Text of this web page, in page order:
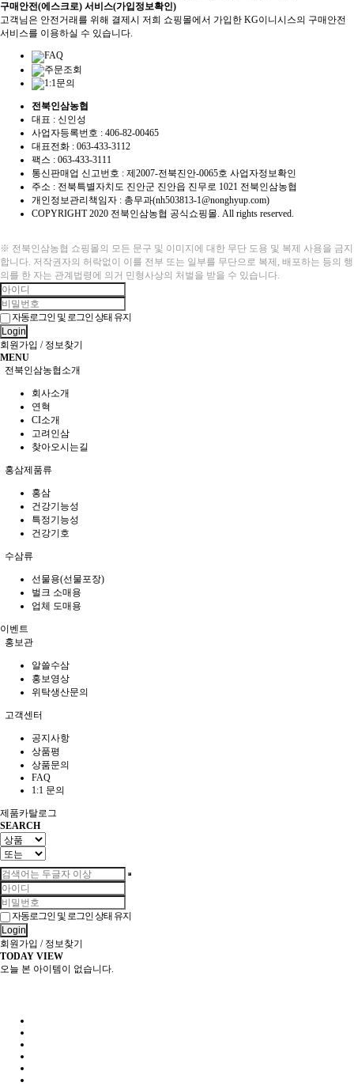
구매안전(에스크로) 서비스(가입정보확인)
고객님은 안전거래를 위해 결제시 저희 쇼핑몰에서 가입한 KG이니시스의 구매안전
서비스를 이용하실 수 있습니다.
FAQ
주문조회
1:1문의
전북인삼농협
대표 : 신인성
사업자등록번호 : 406-82-00465
대표전화 : 063-433-3112
팩스 : 063-433-3111
통신판매업 신고번호 : 제2007-전북진안-0065호 사업자정보확인
주소 : 전북특별자치도 진안군 진안읍 진무로 1021 전북인삼농협
개인정보관리책임자 : 총무과(nh503813-1@nonghyup.com)
COPYRIGHT2020 전북인삼농협 공식쇼핑몰. All rights reserved.
※ 전북인삼농협 쇼핑몰의 모든 문구 및 이미지에 대한 무단 도용 및 복제 사용을 금지
합니다. 저작권자의 허락없이 이를 전부 또는 일부를 무단으로 복제, 배포하는 등의 행
의를 한 자는 관계법령에 의거 민형사상의 처벌을 받을 수 있습니다.
자동로그인 및 로그인 상태 유지
Login
회원가입 / 정보찾기
MENU
전북인삼농협소개
회사소개
연혁
CI소개
고려인삼
찾아오시는길
홍삼제품류
홍삼
건강기능성
특정기능성
건강기호
수삼류
선물용(선물포장)
벌크 소매용
업체 도매용
이벤트
홍보관
알쓸수삼
홍보영상
위탁생산문의
고객센터
공지사항
상품평
상품문의
FAQ
1:1 문의
제품카탈로그
SEARCH
자동로그인 및 로그인 상태 유지
Login
회원가입 / 정보찾기
TODAY VIEW
오늘 본 아이템이 없습니다.